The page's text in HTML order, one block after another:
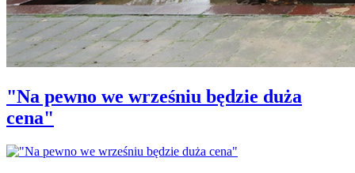
"Na pewno we wrześniu będzie duża
cena"